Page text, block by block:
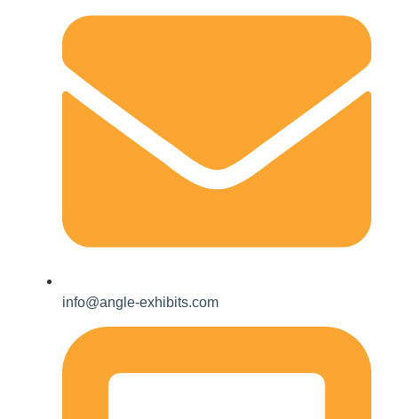
info@angle-exhibits.com